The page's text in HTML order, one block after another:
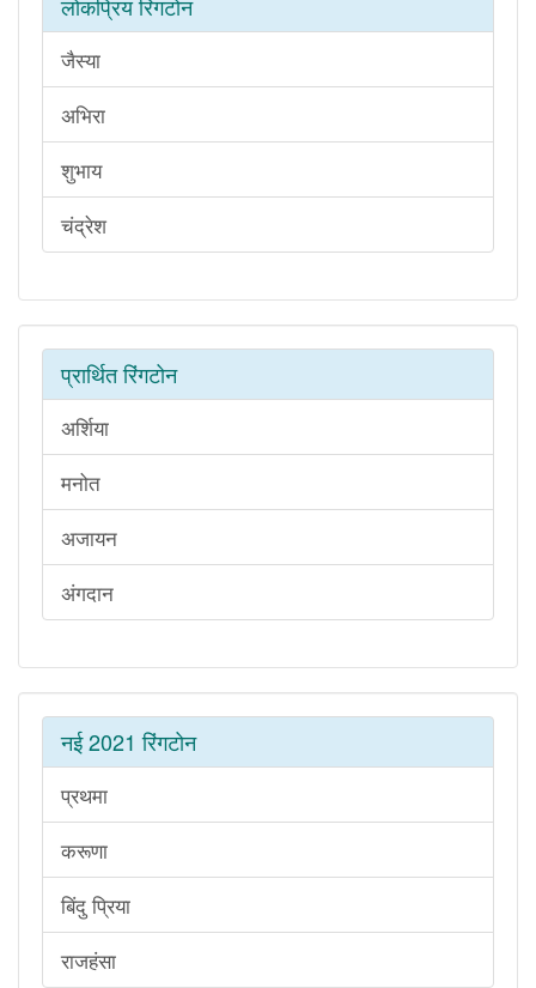
जैस्या
अभिरा
शुभाय
चंद्रेश
प्रार्थित रिंगटोन
अर्शिया
मनोत
अजायन
अंगदान
नई 2021 रिंगटोन
प्रथमा
करूणा
बिंदु प्रिया
राजहंसा